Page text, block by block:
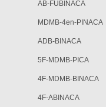
AB-FUBINACA
MDMB-4en-PINACA
ADB-BINACA
5F-MDMB-PICA
4F-MDMB-BINACA
4F-ABINACA